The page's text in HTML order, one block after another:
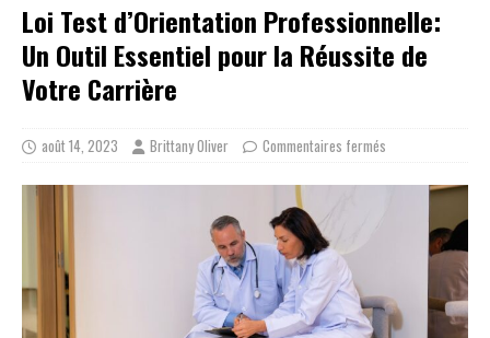
Loi Test d’Orientation Professionnelle:
Un Outil Essentiel pour la Réussite de
Votre Carrière
août 14, 2023 Brittany Oliver Commentaires fermés